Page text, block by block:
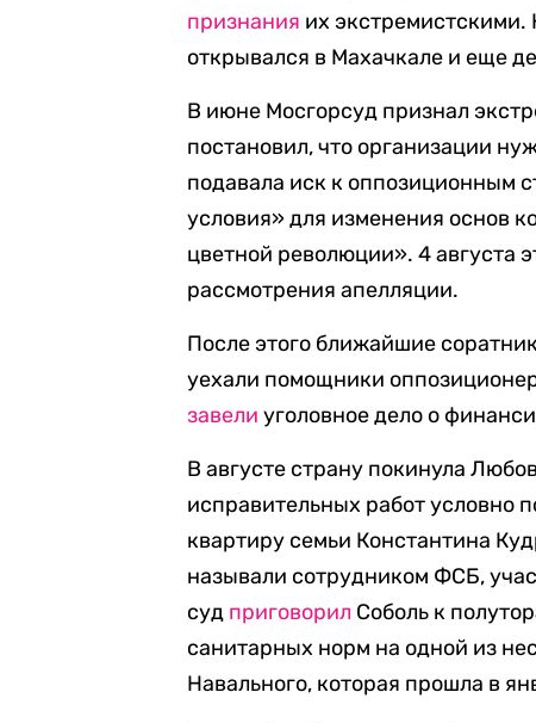
признания их экстремистскими.
открывался в Махачкале и еще
В июне Мосгорсуд признал
постановил, что организации
подавала иск к оппозиционным
условия» для изменения основ
цветной революции». 4 августа
рассмотрения апелляции.
После этого ближайшие
уехали помощники
завели уголовное дело о
В августе страну покинула
исправительных работ условно
квартиру семьи Константина
называли сотрудником ФСБ,
суд приговорил Соболь к
санитарных норм на одной из
Навального, которая прошла в